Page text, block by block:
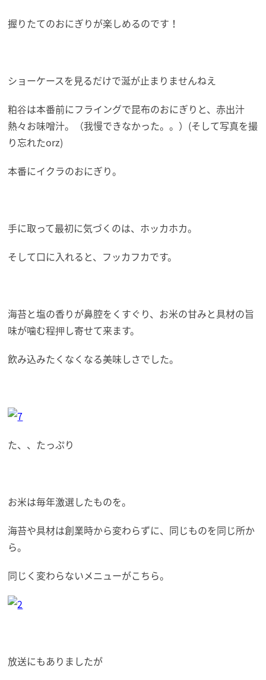
握りたてのおにぎりが楽しめるのです！
ショーケースを見るだけで涎が止まりませんねえ
粕谷は本番前にフライングで昆布のおにぎりと、赤出汁
熱々お味噌汁。（我慢できなかった。。）(そして写真を撮
り忘れたorz)
本番にイクラのおにぎり。
手に取って最初に気づくのは、ホッカホカ。
そして口に入れると、フッカフカです。
海苔と塩の香りが鼻腔をくすぐり、お米の甘みと具材の旨
味が噛む程押し寄せて来ます。
飲み込みたくなくなる美味しさでした。
た、、たっぷり
お米は毎年激選したものを。
海苔や具材は創業時から変わらずに、同じものを同じ所か
ら。
同じく変わらないメニューがこちら。
放送にもありましたが